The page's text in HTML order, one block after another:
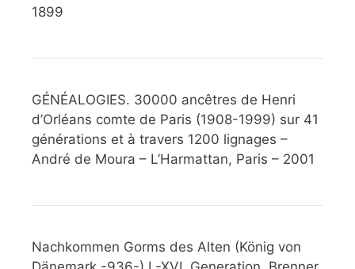
1899
GÉNÉALOGIES. 30000 ancêtres de Henri
d’Orléans comte de Paris (1908-1999) sur 41
générations et à travers 1200 lignages –
André de Moura – L’Harmattan, Paris – 2001
Nachkommen Gorms des Alten (König von